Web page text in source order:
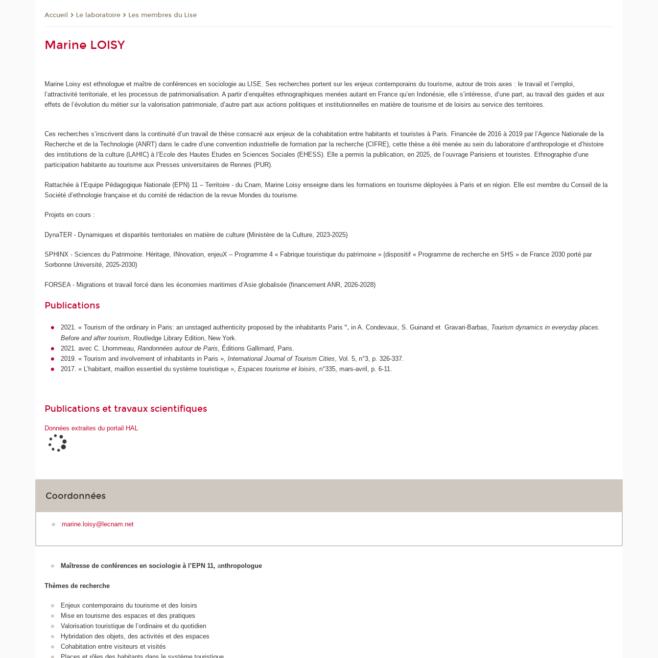
Accueil Le laboratoire Les membres du Lise
Marine LOISY
Marine Loisy est ethnologue et maître de conférences en sociologie au LISE. Ses recherches portent sur les enjeux contemporains du tourisme, autour de trois axes : le travail et l’emploi,
l’attractivité territoriale, et les processus de patrimonialisation. A partir d’enquêtes ethnographiques menées autant en France qu’en Indonésie, elle s’intéresse, d’une part, au travail des guides et aux
effets de l’évolution du métier sur la valorisation patrimoniale, d’autre part aux actions politiques et institutionnelles en matière de tourisme et de loisirs au service des territoires.
Ces recherches s’inscrivent dans la continuité d’un travail de thèse consacré aux enjeux de la cohabitation entre habitants et touristes à Paris. Financée de 2016 à 2019 par l’Agence Nationale de la
Recherche et de la Technologie (ANRT) dans le cadre d’une convention industrielle de formation par la recherche (CIFRE), cette thèse a été menée au sein du laboratoire d’anthropologie et d’histoire
des institutions de la culture (LAHIC) à l’Ecole des Hautes Etudes en Sciences Sociales (EHESS). Elle a permis la publication, en 2025, de l’ouvrage Parisiens et touristes. Ethnographie d’une
participation habitante au tourisme aux Presses universitaires de Rennes (PUR).
Rattachée à l’Equipe Pédagogique Nationale (EPN) 11 – Territoire - du Cnam, Marine Loisy enseigne dans les formations en tourisme déployées à Paris et en région. Elle est membre du Conseil de la
Société d’ethnologie française et du comité de rédaction de la revue Mondes du tourisme.
Projets en cours :
DynaTER - Dynamiques et disparités territoriales en matière de culture (Ministère de la Culture, 2023-2025)
SPHINX - Sciences du Patrimoine. Héritage, INnovation, enjeuX – Programme 4 « Fabrique touristique du patrimoine » (dispositif « Programme de recherche en SHS » de France 2030 porté par
Sorbonne Université, 2025-2030)
FORSEA - Migrations et travail forcé dans les économies maritimes d’Asie globalisée (financement ANR, 2026-2028)
Publications
2021. « Tourism of the ordinary in Paris: an unstaged authenticity proposed by the inhabitants Paris ", in A. Condevaux, S. Guinand et Gravari-Barbas, Tourism dynamics in everyday places.
Before and after tourism, Routledge Library Edition, New York.
2021. avec C. Lhommeau, Randonnées autour de Paris , Éditions Gallimard, Paris.
2019. « Tourism and involvement of inhabitants in Paris », International Journal of Tourism Cities , Vol. 5, n°3, p. 326-337.
2017. « L’habitant, maillon essentiel du système touristique », Espaces tourisme et loisirs , n°335, mars-avril, p. 6-11.
Publications et travaux scientifiques
Données extraites du portail HAL
Coordonnées
marine.loisy@lecnam.net
Maîtresse de conférences en sociologie à l’EPN 11, anthropologue
Thèmes de recherche
Enjeux contemporains du tourisme et des loisirs
Mise en tourisme des espaces et des pratiques
Valorisation touristique de l’ordinaire et du quotidien
Hybridation des objets, des activités et des espaces
Cohabitation entre visiteurs et visités